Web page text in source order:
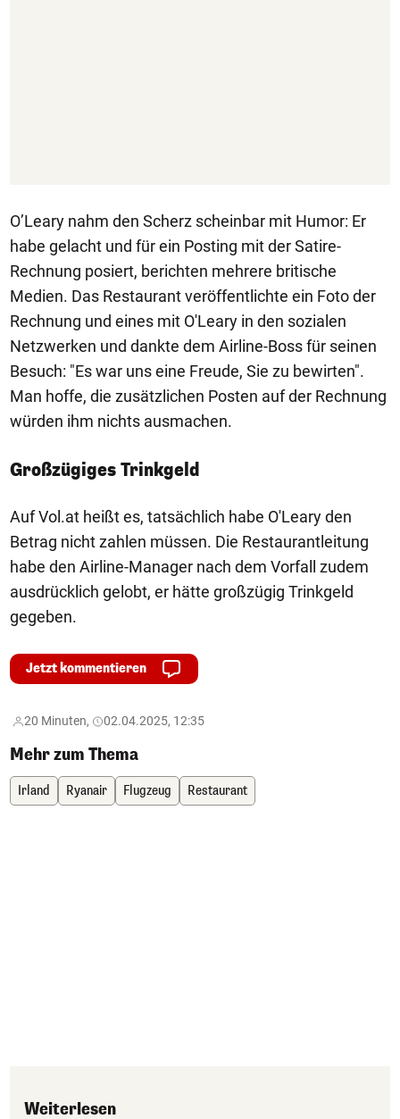
O’Leary nahm den Scherz scheinbar mit Humor: Er
habe gelacht und für ein Posting mit der Satire-
Rechnung posiert, berichten mehrere britische
Medien. Das Restaurant veröffentlichte ein Foto der
Rechnung und eines mit O'Leary in den sozialen
Netzwerken und dankte dem Airline-Boss für seinen
Besuch: "Es war uns eine Freude, Sie zu bewirten".
Man hoffe, die zusätzlichen Posten auf der Rechnung
würden ihm nichts ausmachen.
Großzügiges Trinkgeld
Auf Vol.at heißt es, tatsächlich habe O'Leary den
Betrag nicht zahlen müssen. Die Restaurantleitung
habe den Airline-Manager nach dem Vorfall zudem
ausdrücklich gelobt, er hätte großzügig Trinkgeld
gegeben.
Jetzt kommentieren
20 Minuten, 02.04.2025, 12:35
Mehr zum Thema
Irland Ryanair Flugzeug Restaurant
Weiterlesen